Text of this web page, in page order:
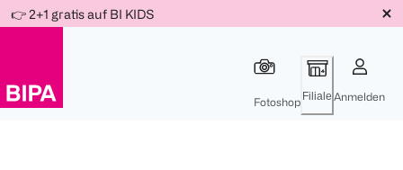
Für
Für
Für
Weiter
zum
👉 2+1 gratis auf BI KIDS
Fotoshop Filiale Anmelden